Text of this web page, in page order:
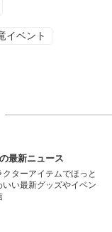
イベント
最新ニュース
ターアイテムでほっと
い最新グッズやイベン